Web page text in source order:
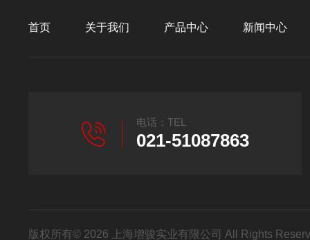
首页 关于我们 产品中心 新闻中心
电话：TEL
021-51087863
版权所有© 2026 上海增骏实业有限公司 All Rights